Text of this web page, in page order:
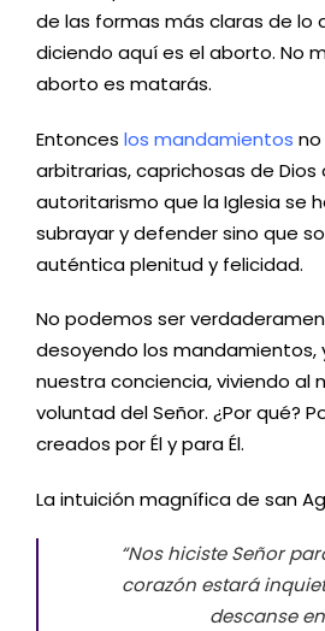
de las formas más claras de lo
diciendo aquí es el aborto. No
aborto es matarás.
Entonces los mandamientos
arbitrarias, caprichosas de
autoritarismo que la Iglesia se
subrayar y defender sino que
auténtica plenitud y felicidad.
No podemos ser
desoyendo los mandamientos,
nuestra conciencia, viviendo al
voluntad del Señor. ¿Por qué?
creados por Él y para Él.
La intuición magnífica de san
“Nos hiciste Señor
corazón estará
descanse